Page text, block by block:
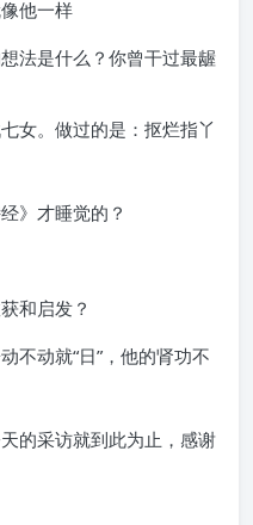
他一样
法是什么？你曾干过最龌
女。做过的是：抠烂指丫
》才睡觉的？
和启发？
不动就“日”，他的肾功不
的采访就到此为止，感谢